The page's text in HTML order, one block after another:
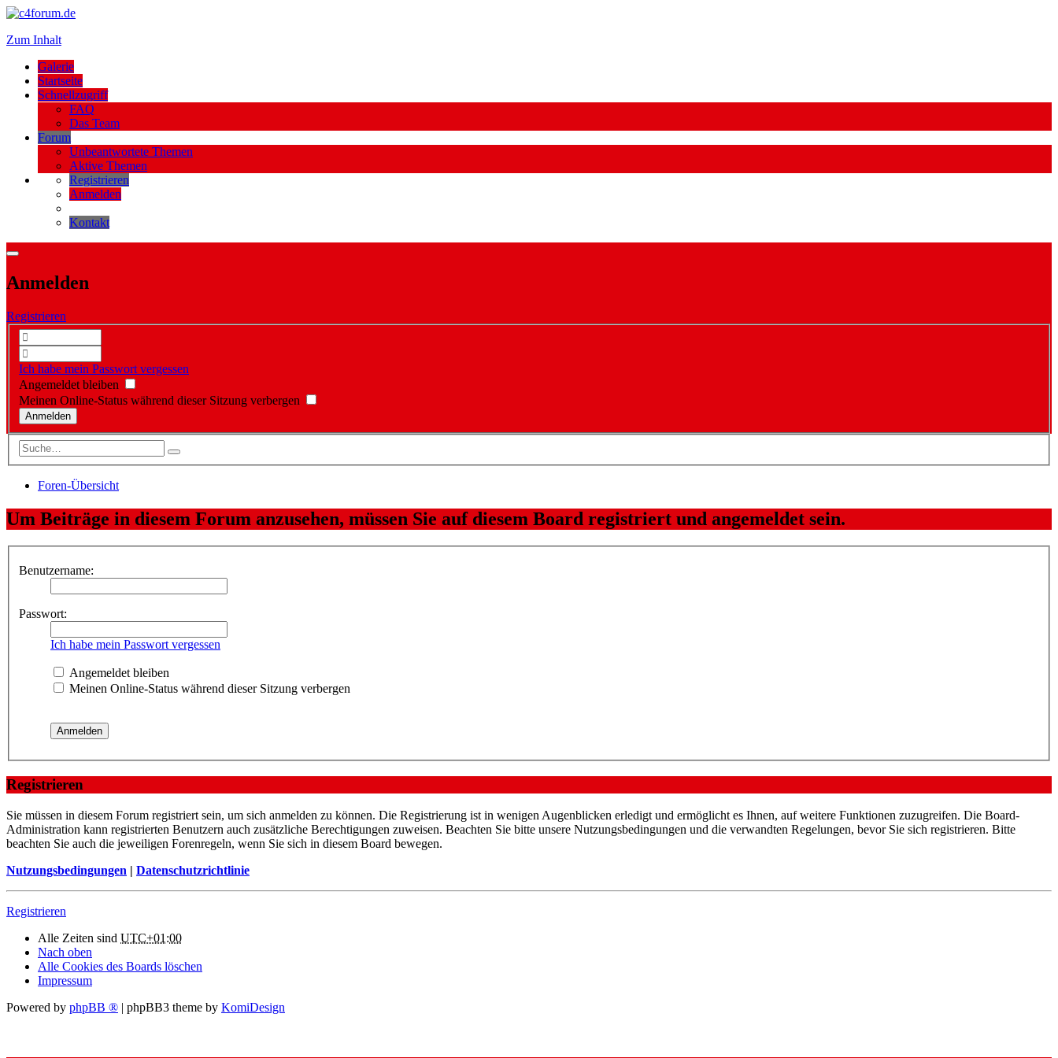
Zum Inhalt
Galerie
Startseite
Schnellzugriff
FAQ
Das Team
Forum
Unbeantwortete Themen
Aktive Themen
Registrieren
Anmelden
Kontakt
Anmelden
Registrieren
Ich habe mein Passwort vergessen
Angemeldet bleiben
Meinen Online-Status während dieser Sitzung verbergen
Foren-Übersicht
Um Beiträge in diesem Forum anzusehen, müssen Sie auf diesem Board registriert und angemeldet sein.
Benutzername:
Passwort:
Ich habe mein Passwort vergessen
Angemeldet bleiben
Meinen Online-Status während dieser Sitzung verbergen
Registrieren
Sie müssen in diesem Forum registriert sein, um sich anmelden zu können. Die Registrierung ist in wenigen Augenblicken erledigt und ermöglicht es Ihnen, auf weitere Funktionen zuzugreifen. Die Board-
Administration kann registrierten Benutzern auch zusätzliche Berechtigungen zuweisen. Beachten Sie bitte unsere Nutzungsbedingungen und die verwandten Regelungen, bevor Sie sich registrieren. Bitte
beachten Sie auch die jeweiligen Forenregeln, wenn Sie sich in diesem Board bewegen.
Nutzungsbedingungen | Datenschutzrichtlinie
Registrieren
Alle Zeiten sind UTC+01:00
Nach oben
Alle Cookies des Boards löschen
Impressum
Powered by phpBB ® | phpBB3 theme by KomiDesign